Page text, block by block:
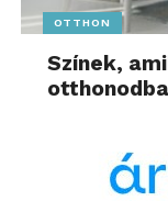
OTTHON
Színek,
otthonodba